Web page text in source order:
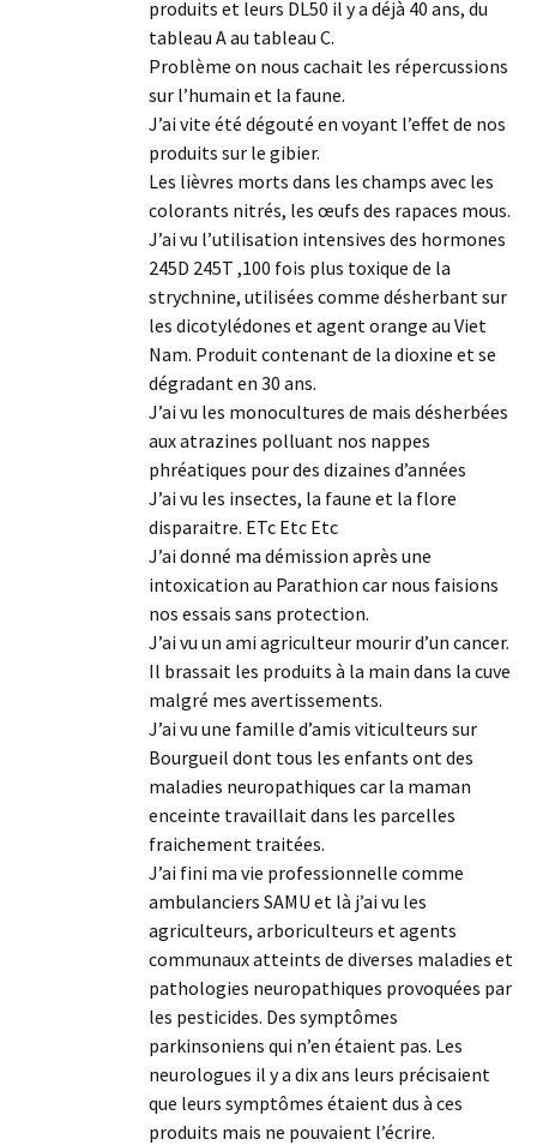
produits et leurs DL50 il y a déjà 40 ans, du
tableau A au tableau C.
Problème on nous cachait les répercussions
sur l’humain et la faune.
J’ai vite été dégouté en voyant l’effet de nos
produits sur le gibier.
Les lièvres morts dans les champs avec les
colorants nitrés, les œufs des rapaces mous.
J’ai vu l’utilisation intensives des hormones
245D 245T ,100 fois plus toxique de la
strychnine, utilisées comme désherbant sur
les dicotylédones et agent orange au Viet
Nam. Produit contenant de la dioxine et se
dégradant en 30 ans.
J’ai vu les monocultures de mais désherbées
aux atrazines polluant nos nappes
phréatiques pour des dizaines d’années
J’ai vu les insectes, la faune et la flore
disparaitre. ETc Etc Etc
J’ai donné ma démission après une
intoxication au Parathion car nous faisions
nos essais sans protection.
J’ai vu un ami agriculteur mourir d’un cancer.
Il brassait les produits à la main dans la cuve
malgré mes avertissements.
J’ai vu une famille d’amis viticulteurs sur
Bourgueil dont tous les enfants ont des
maladies neuropathiques car la maman
enceinte travaillait dans les parcelles
fraichement traitées.
J’ai fini ma vie professionnelle comme
ambulanciers SAMU et là j’ai vu les
agriculteurs, arboriculteurs et agents
communaux atteints de diverses maladies et
pathologies neuropathiques provoquées par
les pesticides. Des symptômes
parkinsoniens qui n’en étaient pas. Les
neurologues il y a dix ans leurs précisaient
que leurs symptômes étaient dus à ces
produits mais ne pouvaient l’écrire.